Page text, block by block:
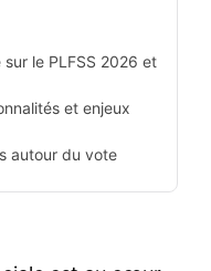
sur le PLFSS 2026 et
et enjeux
autour du vote